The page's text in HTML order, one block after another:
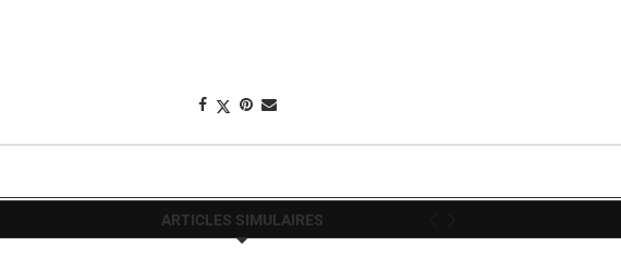
ARTICLES SIMULAIRES